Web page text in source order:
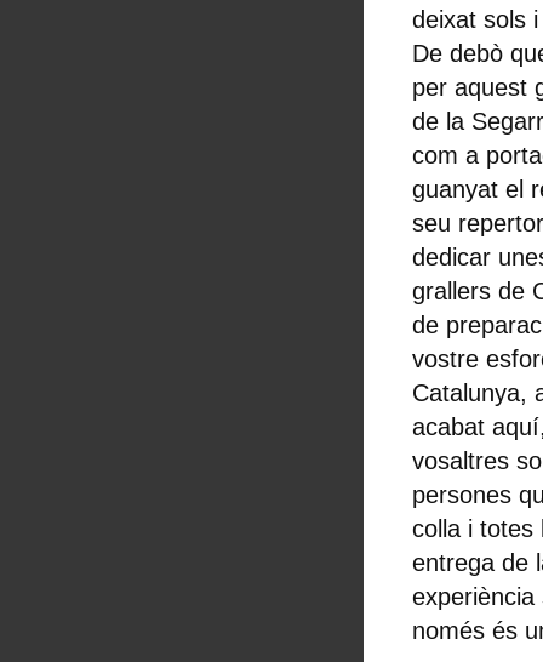
deixat sols
De debò
per aquest
de la
com a
guanyat el
seu
dedicar
grallers de
de
vostre
Catalunya,
acabat
vosaltres
persones
colla i totes
entrega de
només és